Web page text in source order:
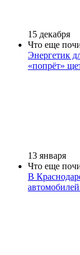
15 декабря
Что еще
Энергетик
«попрёт»
13 января
Что еще
В